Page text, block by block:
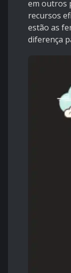
em outros
recursos
estão as
diferença